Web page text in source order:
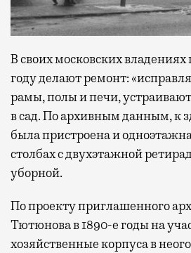
В своих московских
году делают ремонт:
рамы, полы и печи,
в сад. По архивным данным, к
была пристроена и
столбах с двухэтажной
уборной.
По проекту приглашенного
Тютюнова в 1890-е годы на
хозяйственные корпуса в